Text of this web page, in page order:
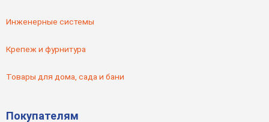
Инженерные системы
Крепеж и фурнитура
Товары для дома, сада и бани
Покупателям